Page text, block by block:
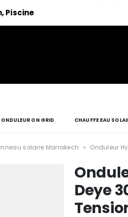
Piscine
ONDULEUR ON GRID CHAUFFE EAU
solaire Marrakech » Onduleur
Deye